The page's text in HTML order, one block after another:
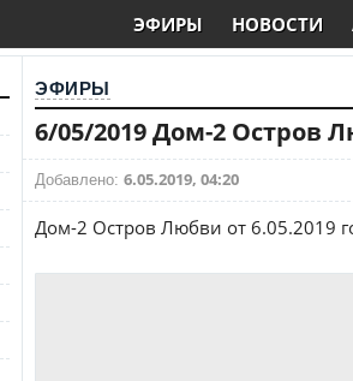
ЭФИРЫ НОВОСТИ
ЭФИРЫ
6/05/2019 Дом-2 Остров
Добавлено: 6.05.2019, 04:20
Дом-2 Остров Любви от 6.05.2019